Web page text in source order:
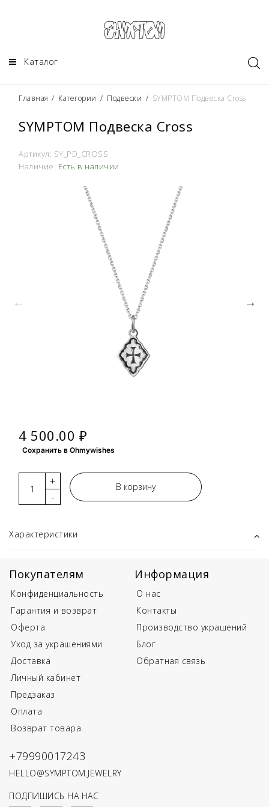
Каталог
Главная / Категории / Подвески / SYMPTOM Подвеска Cross
SYMPTOM Подвеска Cross
Артикул: SY_PD_CROSS
Наличие: Есть в наличии
4 500.00 ₽
Сохранить в Ohmywishes
-
+ В корзину
Характеристики
Покупателям
Конфиденциальность
Гарантия и возврат
Оферта
Уход за украшениями
Доставка
Личный кабинет
Предзаказ
Оплата
Возврат товара
Информация
О нас
Контакты
Производство украшений
Блог
Обратная связь
+79990017243
HELLO@SYMPTOM.JEWELRY
ПОДПИШИСЬ НА НАС